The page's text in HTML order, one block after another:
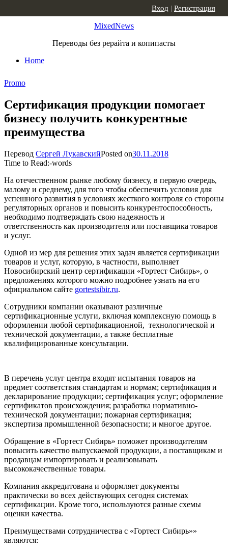
MixedNews
Переводы без рерайта и копипасты
Home
Вход | Регистрация
Promo
Сертификация продукции помогает
бизнесу получить конкурентные
преимущества
Перевод Сергей ЛукавскийPosted on30.11.2018
Time to Read:-words
На отечественном рынке любому бизнесу, в первую очередь,
малому и среднему, для того чтобы обеспечить условия для
успешного развития в условиях жесткого контроля со стороны
регуляторных органов и повысить конкурентоспособность,
необходимо подтверждать свою надежность и
ответственность как производителя или поставщика товаров
и услуг.
Одной из мер для решения этих задач является сертификации
товаров и услуг, которую, в частности, выполняет
Новосибирский центр сертификации «Гортест Сибирь», о
предложениях которого можно подробнее узнать на его
официальном сайте gortestsibir.ru.
Сотрудники компании оказывают различные
сертификационные услуги, включая комплексную помощь в
оформлении любой сертификационной, технологической и
технической документации, а также бесплатные
квалифицированные консультации.
В перечень услуг центра входят испытания товаров на
предмет соответствия стандартам и нормам; сертификация и
декларирование продукции; сертификация услуг; оформление
сертификатов происхождения; разработка нормативно-
технической документации; пожарная сертификация;
экспертиза промышленной безопасности; и многое другое.
Обращение в «Гортест Сибирь» поможет производителям
повысить качество выпускаемой продукции, а поставщикам и
продавцам импортировать и реализовывать
высококачественные товары.
Компания аккредитована и оформляет документы
практически во всех действующих сегодня системах
сертификации. Кроме того, используются разные схемы
оценки качества.
Преимуществами сотрудничества с «Гортест Сибирь»»
являются: